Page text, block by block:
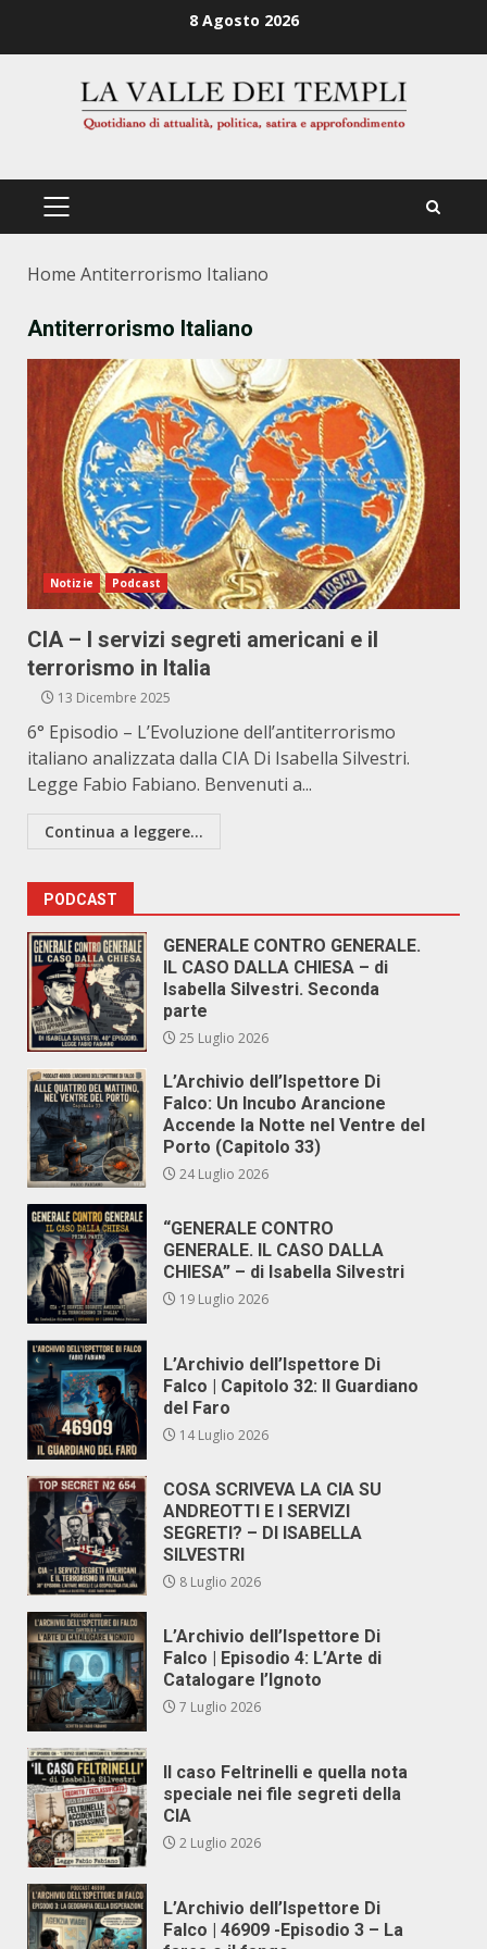
8 Agosto 2026
PRIMÄRES
Home Antiterrorismo Italiano
Antiterrorismo Italiano
Notizie Podcast
CIA – I servizi segreti americani e il
terrorismo in Italia
13 Dicembre 2025
6° Episodio – L’Evoluzione dell’antiterrorismo
italiano analizzata dalla CIA Di Isabella Silvestri.
Legge Fabio Fabiano. Benvenuti a...
Continua a leggere...
PODCAST
GENERALE CONTRO GENERALE.
IL CASO DALLA CHIESA – di
Isabella Silvestri. Seconda
parte
25 Luglio 2026
L’Archivio dell’Ispettore Di
Falco: Un Incubo Arancione
Accende la Notte nel Ventre del
Porto (Capitolo 33)
24 Luglio 2026
“GENERALE CONTRO
GENERALE. IL CASO DALLA
CHIESA” – di Isabella Silvestri
19 Luglio 2026
L’Archivio dell’Ispettore Di
Falco | Capitolo 32: Il Guardiano
del Faro
14 Luglio 2026
COSA SCRIVEVA LA CIA SU
ANDREOTTI E I SERVIZI
SEGRETI? – DI ISABELLA
SILVESTRI
8 Luglio 2026
L’Archivio dell’Ispettore Di
Falco | Episodio 4: L’Arte di
Catalogare l’Ignoto
7 Luglio 2026
Il caso Feltrinelli e quella nota
speciale nei file segreti della
CIA
2 Luglio 2026
L’Archivio dell’Ispettore Di
Falco | 46909 -Episodio 3 – La